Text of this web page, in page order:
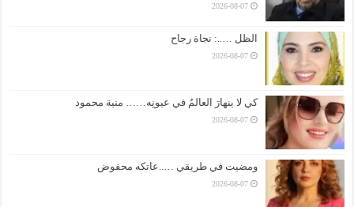
2026-08-07
الظل …..: نجاة رجاح
2026-08-07
كي لا ينهارَ العالمُ في عيونِه…… منية محمود
2026-08-07
ومضيت في طريقي …..عاتكه محفوض
2026-08-07